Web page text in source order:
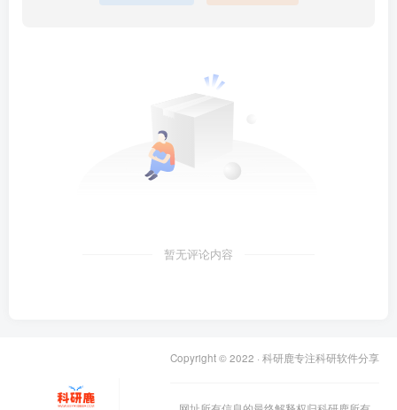
暂无评论内容
Copyright © 2022 · 科研鹿专注科研软件分享